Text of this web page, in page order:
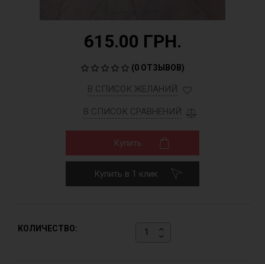
615.00 ГРН.
(0 ОТЗЫВОВ)
В СПИСОК ЖЕЛАНИЙ
В СПИСОК СРАВНЕНИЙ
Купить
Купить в 1 клик
КОЛИЧЕСТВО: